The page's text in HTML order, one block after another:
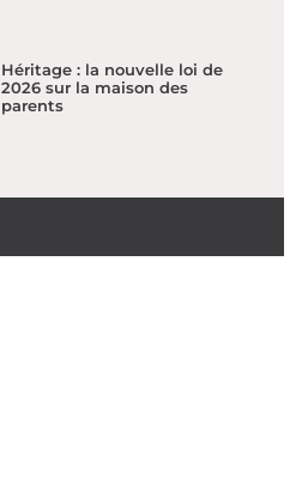
Héritage : la nouvelle loi de
2026 sur la maison des
parents